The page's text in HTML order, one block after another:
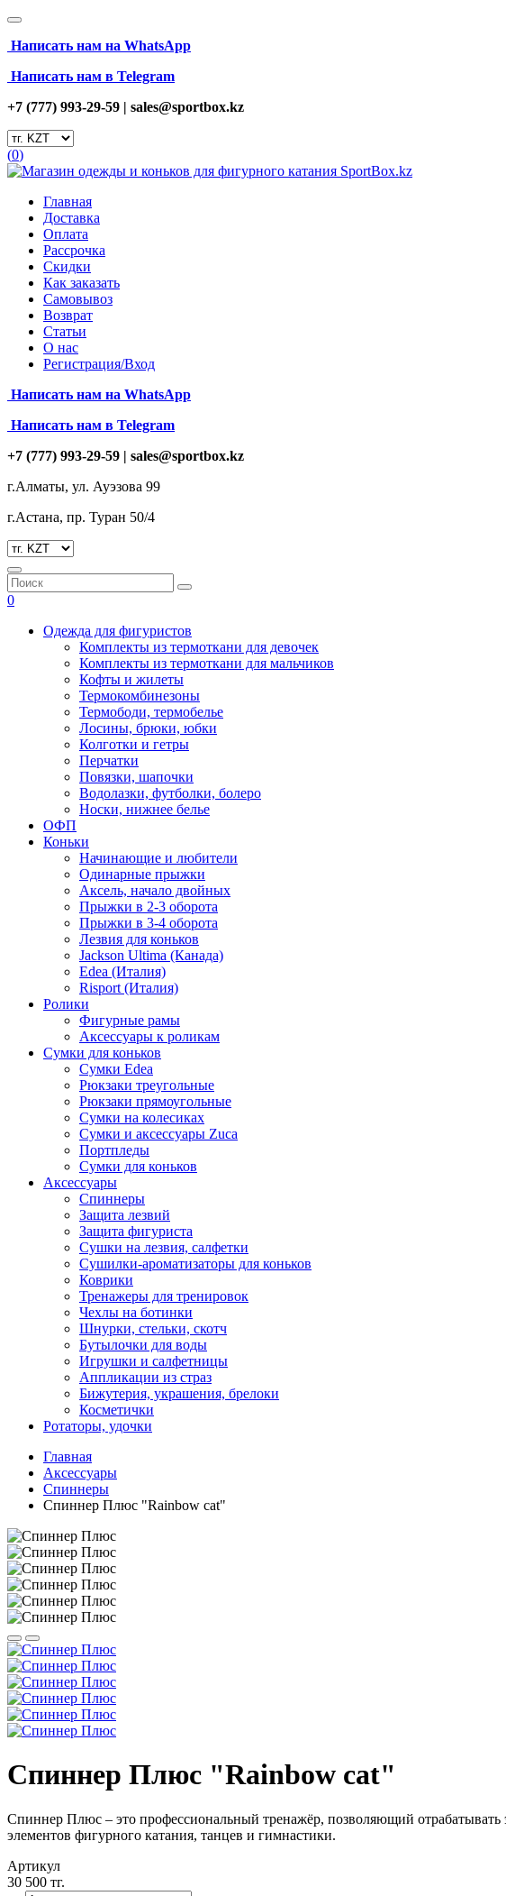
Написать нам на WhatsApp
Написать нам в Telegram
+7 (777) 993-29-59 | sales@sportbox.kz
(0)
Главная
Доставка
Оплата
Рассрочка
Скидки
Как заказать
Самовывоз
Возврат
Статьи
О нас
Регистрация/Вход
Написать нам на WhatsApp
Написать нам в Telegram
+7 (777) 993-29-59 | sales@sportbox.kz
г.Алматы, ул. Ауэзова 99
г.Астана, пр. Туран 50/4
0
Одежда для фигуристов
Комплекты из термоткани для девочек
Комплекты из термоткани для мальчиков
Кофты и жилеты
Термокомбинезоны
Термободи, термобелье
Лосины, брюки, юбки
Колготки и гетры
Перчатки
Повязки, шапочки
Водолазки, футболки, болеро
Носки, нижнее белье
ОФП
Коньки
Начинающие и любители
Одинарные прыжки
Аксель, начало двойных
Прыжки в 2-3 оборота
Прыжки в 3-4 оборота
Лезвия для коньков
Jackson Ultima (Канада)
Edea (Италия)
Risport (Италия)
Ролики
Фигурные рамы
Аксессуары к роликам
Сумки для коньков
Сумки Edea
Рюкзаки треугольные
Рюкзаки прямоугольные
Сумки на колесиках
Сумки и аксессуары Zuca
Портпледы
Сумки для коньков
Аксессуары
Спиннеры
Защита лезвий
Защита фигуриста
Сушки на лезвия, салфетки
Сушилки-ароматизаторы для коньков
Коврики
Тренажеры для тренировок
Чехлы на ботинки
Шнурки, стельки, скотч
Бутылочки для воды
Игрушки и салфетницы
Аппликации из страз
Бижутерия, украшения, брелоки
Косметички
Ротаторы, удочки
Главная
Аксессуары
Спиннеры
Спиннер Плюс "Rainbow cat"
Спиннер Плюс "Rainbow cat"
Cпиннер Плюс – это профессиональный тренажёр, позволяющий
элементов фигурного катания, танцев и гимнастики.
Артикул
30 500 тг.